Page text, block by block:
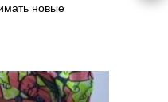
новые